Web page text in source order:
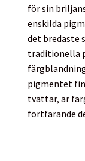
för sin
enskilda
det bredaste
traditionella
pigmentet
tvättar, är
fortfarande